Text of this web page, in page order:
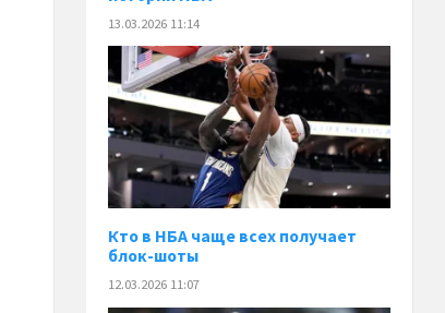
13.03.2026 11:14
Кто в НБА чаще всех получает
блок-шоты
12.03.2026 11:07